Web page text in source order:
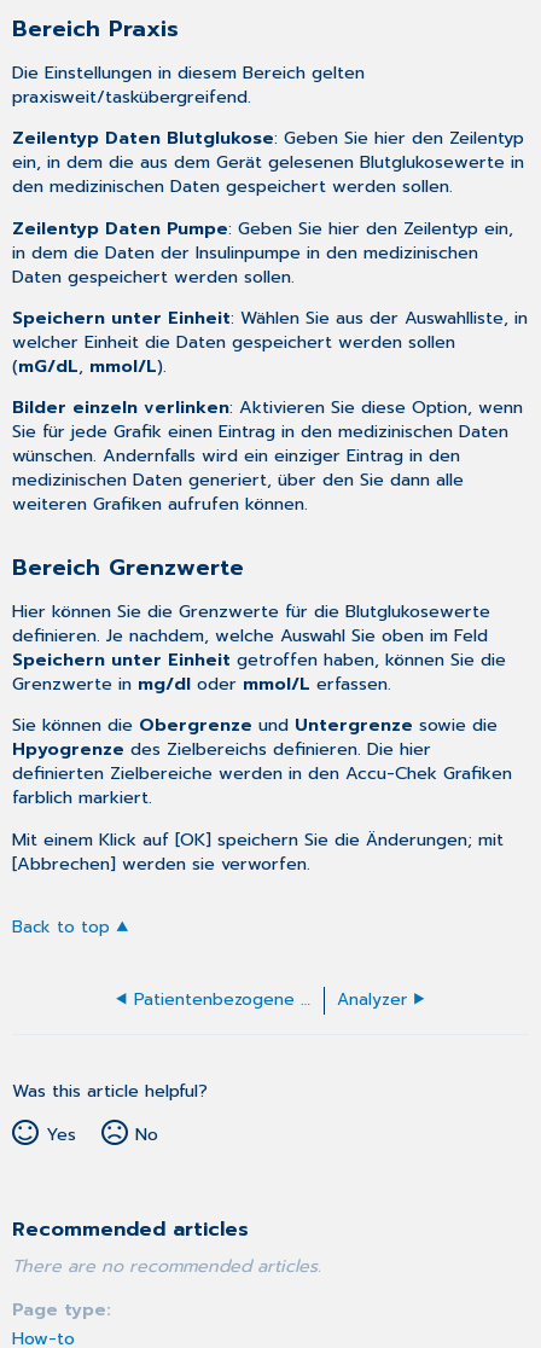
Bereich Praxis
Die Einstellungen in diesem Bereich gelten
praxisweit/taskübergreifend.
Zeilentyp Daten Blutglukose: Geben Sie hier den Zeilentyp
ein, in dem die aus dem Gerät gelesenen Blutglukosewerte in
den medizinischen Daten gespeichert werden sollen.
Zeilentyp Daten Pumpe: Geben Sie hier den Zeilentyp ein,
in dem die Daten der Insulinpumpe in den medizinischen
Daten gespeichert werden sollen.
Speichern unter Einheit: Wählen Sie aus der Auswahlliste, in
welcher Einheit die Daten gespeichert werden sollen
(mG/dL, mmol/L).
Bilder einzeln verlinken: Aktivieren Sie diese Option, wenn
Sie für jede Grafik einen Eintrag in den medizinischen Daten
wünschen. Andernfalls wird ein einziger Eintrag in den
medizinischen Daten generiert, über den Sie dann alle
weiteren Grafiken aufrufen können.
Bereich Grenzwerte
Hier können Sie die Grenzwerte für die Blutglukosewerte
definieren. Je nachdem, welche Auswahl Sie oben im Feld
Speichern unter Einheit getroffen haben, können Sie die
Grenzwerte in mg/dl oder mmol/L erfassen.
Sie können die Obergrenze und Untergrenze sowie die
Hpyogrenze des Zielbereichs definieren. Die hier
definierten Zielbereiche werden in denAccu-Chek Grafiken
farblich markiert.
Mit einem Klick auf [OK] speichern Sie die Änderungen; mit
[Abbrechen] werden sie verworfen.
Back to top
Patientenbezogene Einstellungen Analyzer
Was this article helpful?
Yes
No
Recommended articles
There are no recommended articles.
Page type
How-to